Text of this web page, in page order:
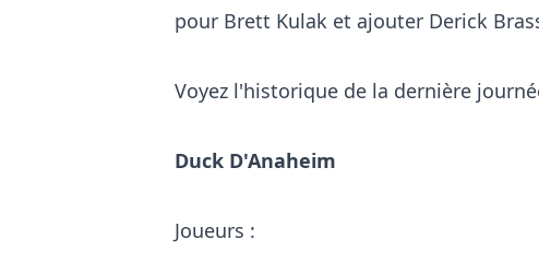
pour Brett Kulak et ajouter Derick
Voyez l'historique de la dernière
Duck D'Anaheim
Joueurs :